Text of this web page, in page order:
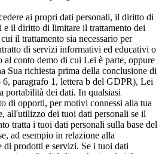
ai propri dati personali, il diritto di
e il diritto di limitare il trattamento dei
il trattamento sia necessario per
di servizi informativi ed educativi o
al conto demo di cui Lei è parte, oppure
Sua richiesta prima della conclusione di
paragrafo 1, lettera b del GDPR), Lei
portabilità dei dati. In qualsiasi
di opporti, per motivi connessi alla tua
all'utilizzo dei tuoi dati personali se il
tratta i tuoi dati personali sulla base del
ad esempio in relazione alla
di prodotti e servizi. Se i tuoi dati